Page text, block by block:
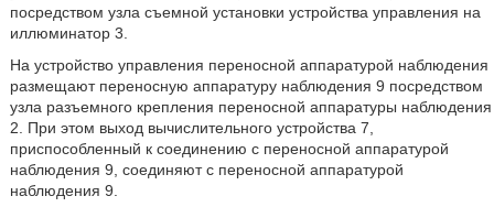
посредством узла съемной установки устройства управления на
иллюминатор 3.
На устройство управления переносной аппаратурой наблюдения
размещают переносную аппаратуру наблюдения 9 посредством
узла разъемного крепления переносной аппаратуры наблюдения
2. При этом выход вычислительного устройства 7,
приспособленный к соединению с переносной аппаратурой
наблюдения 9, соединяют с переносной аппаратурой
наблюдения 9.